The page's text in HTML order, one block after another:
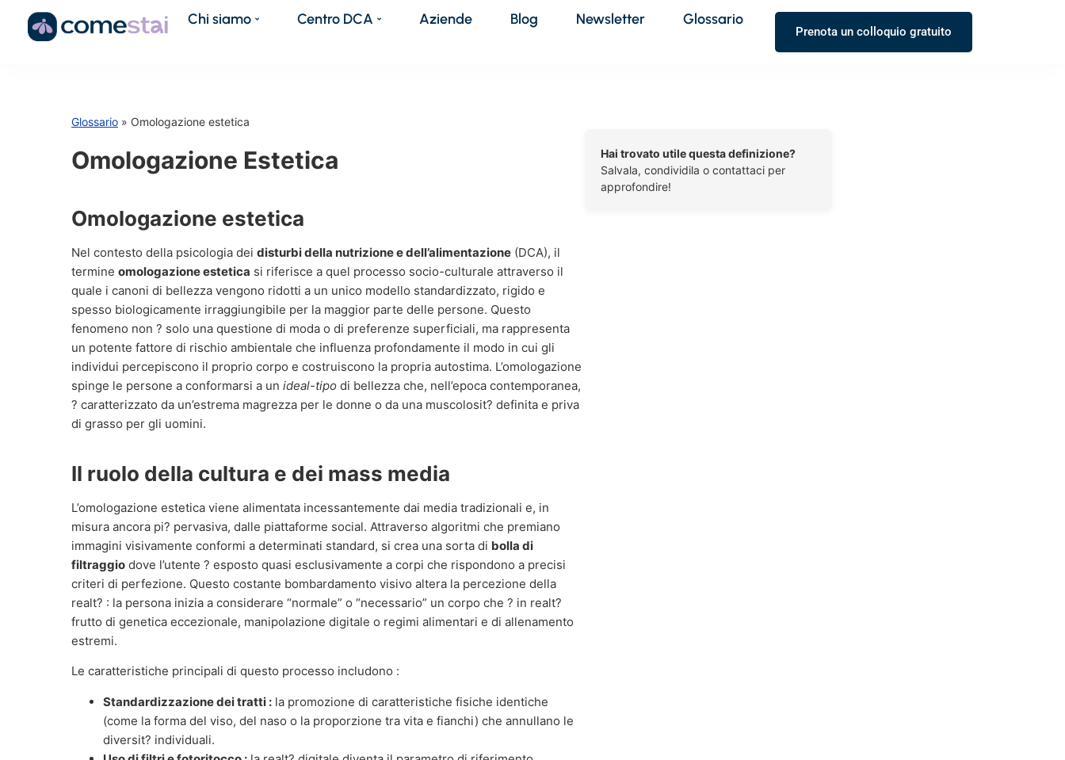
Chi siamo Centro DCA Aziende Blog Newsletter Glossario
Prenota un colloquio gratuito
Glossario » Omologazione estetica
Omologazione Estetica
Omologazione estetica
Nel contesto della psicologia dei disturbi della nutrizione e dell’alimentazione (DCA), il
termine omologazione estetica si riferisce a quel processo socio-culturale attraverso il
quale i canoni di bellezza vengono ridotti a un unico modello standardizzato, rigido e
spesso biologicamente irraggiungibile per la maggior parte delle persone. Questo
fenomeno non ? solo una questione di moda o di preferenze superficiali, ma rappresenta
un potente fattore di rischio ambientale che influenza profondamente il modo in cui gli
individui percepiscono il proprio corpo e costruiscono la propria autostima. L’omologazione
spinge le persone a conformarsi a un ideal-tipo di bellezza che, nell’epoca contemporanea,
? caratterizzato da un’estrema magrezza per le donne o da una muscolosit? definita e priva
di grasso per gli uomini.
Il ruolo della cultura e dei mass media
L’omologazione estetica viene alimentata incessantemente dai media tradizionali e, in
misura ancora pi? pervasiva, dalle piattaforme social. Attraverso algoritmi che premiano
immagini visivamente conformi a determinati standard, si crea una sorta di bolla di
filtraggio dove l’utente ? esposto quasi esclusivamente a corpi che rispondono a precisi
criteri di perfezione. Questo costante bombardamento visivo altera la percezione della
realt? : la persona inizia a considerare “normale” o “necessario” un corpo che ? in realt?
frutto di genetica eccezionale, manipolazione digitale o regimi alimentari e di allenamento
estremi.
Le caratteristiche principali di questo processo includono :
Standardizzazione dei tratti : la promozione di caratteristiche fisiche identiche
(come la forma del viso, del naso o la proporzione tra vita e fianchi) che annullano le
diversit? individuali.
Hai trovato utile questa definizione?
Salvala, condividila o contattaci per
approfondire!